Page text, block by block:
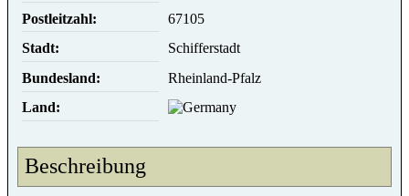
Postleitzahl:
67105
Stadt:
Schifferstadt
Bundesland:
Rheinland-Pfalz
Land:
Beschreibung